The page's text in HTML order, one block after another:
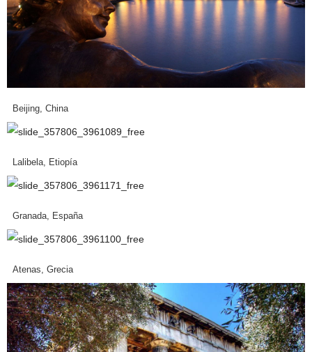
Beijing, China
Lalibela, Etiopía
Granada, España
Atenas, Grecia